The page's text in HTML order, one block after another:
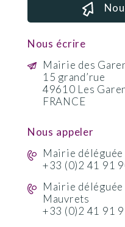
Nous écrire
Mairie des
15 grand’rue
49610 Les
FRANCE
Nous appeler
Mairie
+33 (0)2 41 91
Mairie
Mauvrets
+33 (0)2 41 91